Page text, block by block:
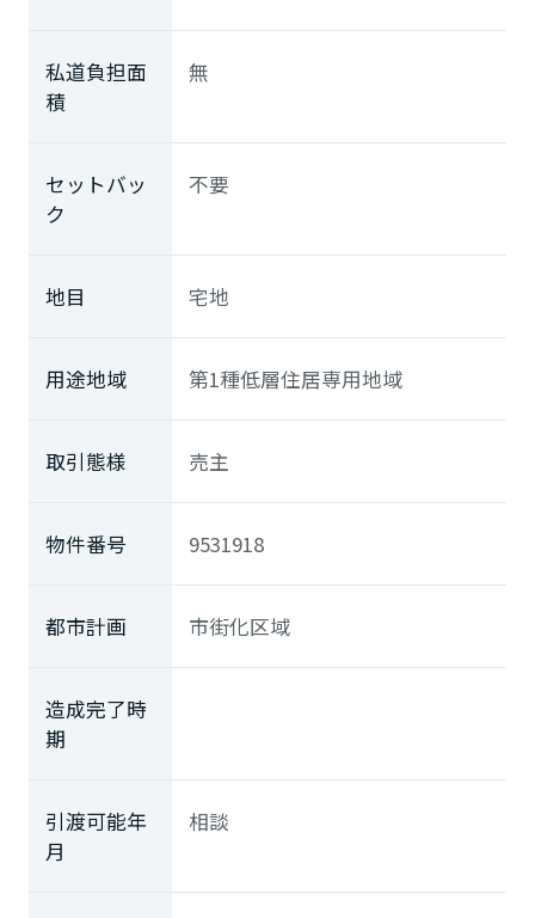
私道負担面
積
無
セットバッ
ク
不要
地目 宅地
用途地域 第1種低層住居専用地域
取引態様 売主
物件番号 9531918
都市計画 市街化区域
造成完了時
期
引渡可能年
月
相談